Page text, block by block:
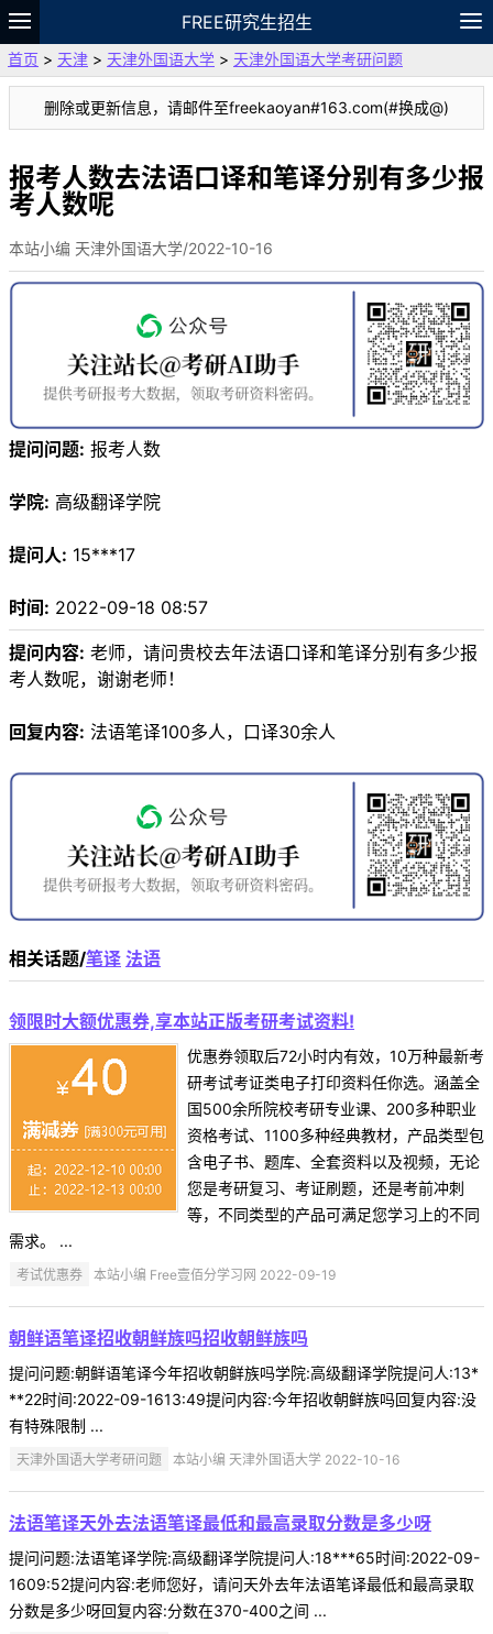
FREE研究生招生
题库
故事 专题 APP 笔记
论坛
VIP
资料
首页 > 天津 > 天津外国语大学 > 天津外国语大学考研问题
删除或更新信息，请邮件至freekaoyan#163.com(#换成@)
报考人数去法语口译和笔译分别有多少报
考人数呢
本站小编 天津外国语大学/2022-10-16
提问问题: 报考人数
学院: 高级翻译学院
提问人: 15***17
时间: 2022-09-18 08:57
提问内容: 老师，请问贵校去年法语口译和笔译分别有多少报
考人数呢，谢谢老师！
回复内容: 法语笔译100多人，口译30余人
相关话题/笔译 法语
领限时大额优惠券,享本站正版考研考试资料!
优惠券领取后72小时内有效，10万种最新考
研考试考证类电子打印资料任你选。涵盖全
国500余所院校考研专业课、200多种职业
资格考试、1100多种经典教材，产品类型包
含电子书、题库、全套资料以及视频，无论
您是考研复习、考证刷题，还是考前冲刺
等，不同类型的产品可满足您学习上的不同
需求。 ...
考试优惠券 本站小编 Free壹佰分学习网 2022-09-19
朝鲜语笔译招收朝鲜族吗招收朝鲜族吗
提问问题:朝鲜语笔译今年招收朝鲜族吗学院:高级翻译学院提问人:13*
**22时间:2022-09-1613:49提问内容:今年招收朝鲜族吗回复内容:没
有特殊限制 ...
天津外国语大学考研问题 本站小编 天津外国语大学 2022-10-16
法语笔译天外去法语笔译最低和最高录取分数是多少呀
提问问题:法语笔译学院:高级翻译学院提问人:18***65时间:2022-09-
1609:52提问内容:老师您好，请问天外去年法语笔译最低和最高录取
分数是多少呀回复内容:分数在370-400之间 ...